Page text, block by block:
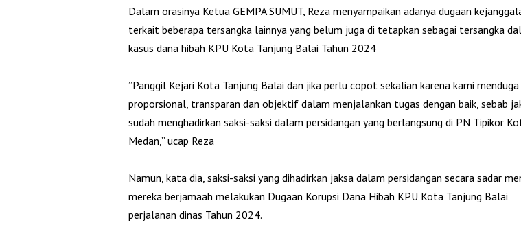
‎Dalam orasinya Ketua GEMPA SUMUT, Reza menyampaikan adanya ‎dugaan
terkait beberapa tersangka lainnya yang belum juga di tetapkan sebagai tersangka
kasus dana hibah KPU Kota Tanjung Balai Tahun 2024
‎”Panggil Kejari Kota Tanjung Balai dan jika perlu copot sekalian karena kami
proporsional, transparan dan objektif dalam menjalankan tugas dengan baik, sebab
sudah menghadirkan saksi-saksi dalam persidangan yang berlangsung di PN Tipikor
Medan,” ucap Reza
‎Namun, kata dia, saksi-saksi yang dihadirkan jaksa dalam persidangan secara sadar
mereka berjamaah melakukan Dugaan Korupsi Dana Hibah KPU Kota Tanjung Balai
perjalanan dinas Tahun 2024.